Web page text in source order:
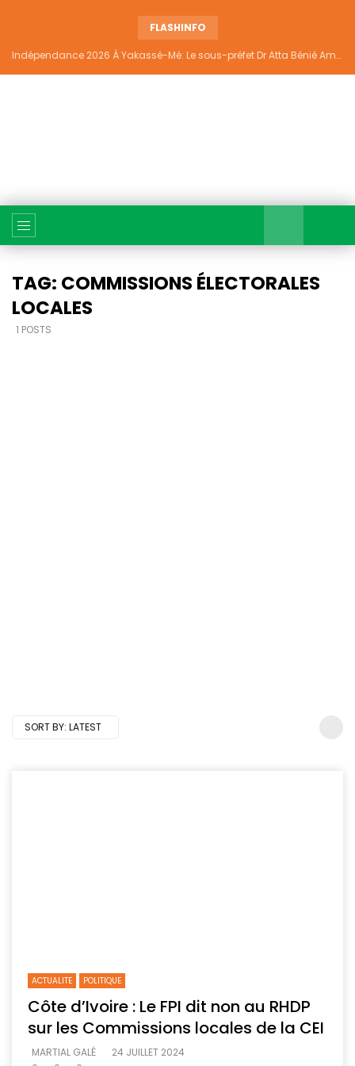
FLASHINFO
Indépendance 2026 À Yakassé-Mé: Le sous-préfet Dr Atta Bénié Amédé appelle à l’unité, à la sécurité et au développement
TAG: COMMISSIONS ÉLECTORALES
LOCALES
1 POSTS
SORT BY: LATEST
ACTUALITE POLITIQUE
Côte d’Ivoire : Le FPI dit non au RHDP
sur les Commissions locales de la CEI
MARTIAL GALÉ
24 JUILLET 2024